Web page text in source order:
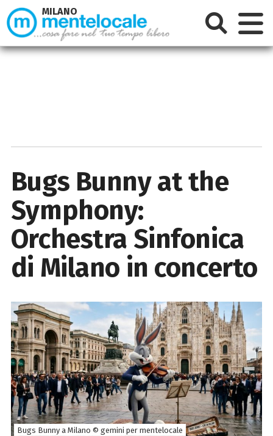
Bugs Bunny at the
Symphony:
Orchestra Sinfonica
di Milano in concerto
Bugs Bunny a Milano © gemini per mentelocale
MILANO